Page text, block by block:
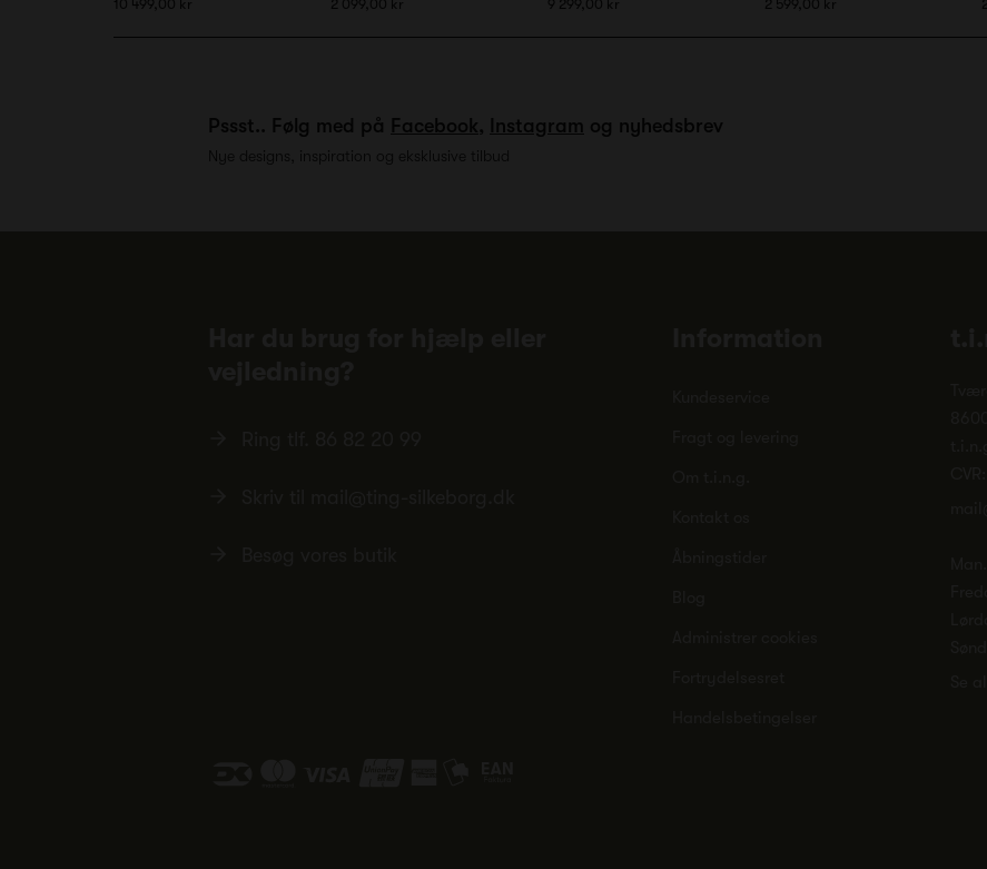
10 499,00 kr 2 099,00 kr 9 299,00 kr 2 599,00 kr
Pssst.. Følg med på Facebook, Instagram og nyhedsbrev
Nye designs, inspiration og eksklusive tilbud